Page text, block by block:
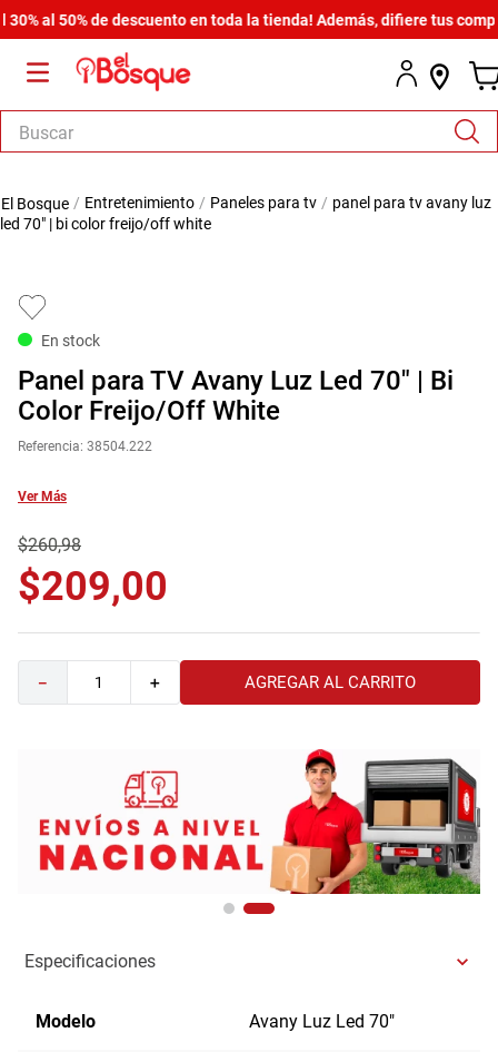
al 50% de descuento en toda la tienda! Además, difiere tus compras
Buscar
entretenimiento paneles para tv
panel para tv avany luz
led 70" | bi color freijo/off white
En stock
Panel para TV Avany Luz Led 70" | Bi
Color Freijo/Off White
Referencia: 38504.222
Ver Más
$260,98
$209,00
＋
－ AGREGAR AL CARRITO
Especificaciones
Modelo Avany Luz Led 70"
1.
armario
.
armario lux
6.
cama
7.
havana master
10
sofa